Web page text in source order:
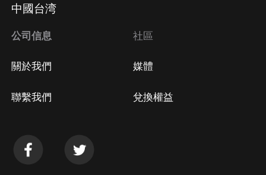
中國台湾
公司信息
關於我們
聯繫我們
社區
媒體
兌換權益